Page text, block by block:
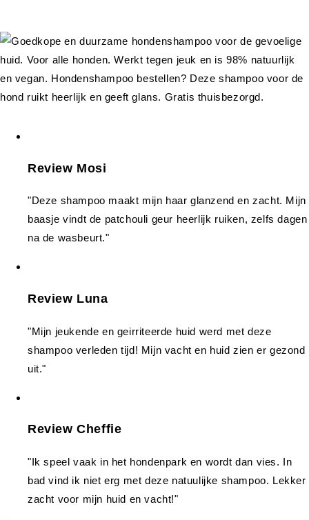
Review Mosi
"Deze shampoo maakt mijn haar glanzend en zacht. Mijn
baasje vindt de patchouli geur heerlijk ruiken, zelfs dagen
na de wasbeurt."
Review Luna
"Mijn jeukende en geirriteerde huid werd met deze
shampoo verleden tijd! Mijn vacht en huid zien er gezond
uit."
Review Cheffie
"Ik speel vaak in het hondenpark en wordt dan vies. In
bad vind ik niet erg met deze natuulijke shampoo. Lekker
zacht voor mijn huid en vacht!"